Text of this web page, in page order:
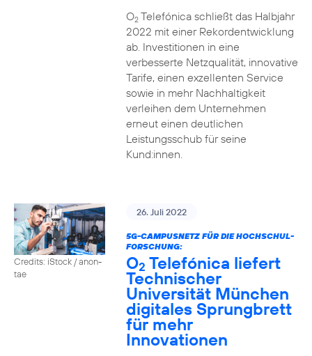
O2Telefónica schließt das Halbjahr
2022 mit einer Rekordentwicklung
ab. Investitionen in eine
verbesserte Netzqualität, innovative
Tarife, einen exzellenten Service
sowie in mehr Nachhaltigkeit
verleihen dem Unternehmen
erneut einen deutlichen
Leistungsschub für seine
Kund:innen.
Credits: iStock / anon-
tae
26. Juli 2022
5G-CAMPUSNETZ FÜR DIE HOCHSCHUL-
FORSCHUNG:
O2 Telefónica liefert
Technischer
Universität München
digitales Sprungbrett
für mehr
Innovationen